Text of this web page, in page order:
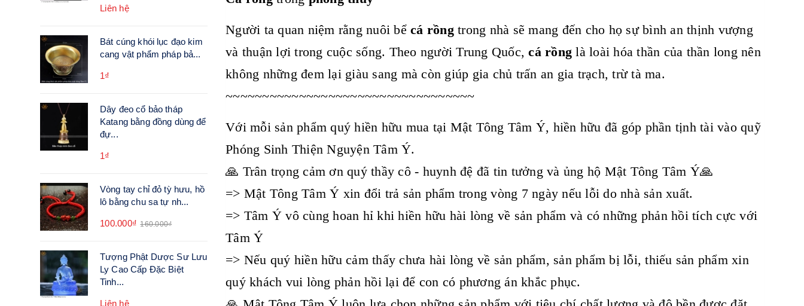
Liên hệ
Bát cúng khói lục đạo kim
cang vật phẩm pháp bả...
1₫
Dây đeo cổ bảo tháp
Katang bằng đồng dùng để
đự...
1₫
Vòng tay chỉ đỏ tỳ hưu, hồ
lô bằng chu sa tự nh...
100.000₫ 160.000₫
Tượng Phật Dược Sư Lưu
Ly Cao Cấp Đặc Biệt
Tinh...
Liên hệ
Người ta quan niệm rằng nuôi bể cá rồngtrong nhà sẽ mang đến cho họ sự bình an thịnh vượng
và thuận lợi trong cuộc sống. Theo người Trung Quốc,cá rồng là loài hóa thần của thần long nên
không những đem lại giàu sang mà còn giúp gia chủ trấn an gia trạch, trừ tà ma.
~~~~~~~~~~~~~~~~~~~~~~~~~~~~~~~~~~
Với mỗi sản phẩm quý hiền hữu mua tại Mật Tông Tâm Ý, hiền hữu đã góp phần tịnh tài vào quỹ
Phóng Sinh Thiện Nguyện Tâm Ý.
🙏 Trân trọng cảm ơn quý thầy cô - huynh đệ đã tin tưởng và ủng hộ Mật Tông Tâm Ý🙏
=> Mật Tông Tâm Ý xin đổi trả sản phẩm trong vòng 7 ngày nếu lỗi do nhà sản xuất.
=> Tâm Ý vô cùng hoan hỉ khi hiền hữu hài lòng về sản phẩm và có những phản hồi tích cực với
Tâm Ý
=> Nếu quý hiền hữu cảm thấy chưa hài lòng về sản phẩm, sản phẩm bị lỗi, thiếu sản phẩm xin
quý khách vui lòng phản hồi lại để con có phương án khắc phục.